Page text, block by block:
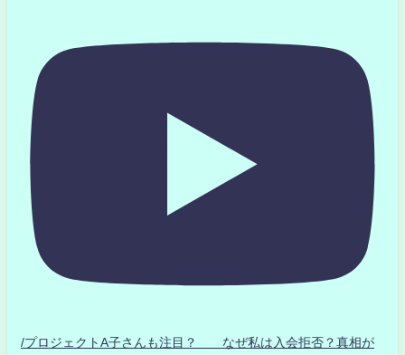
/プロジェクトA子さんも注目？ なぜ私は入会拒否？真相が